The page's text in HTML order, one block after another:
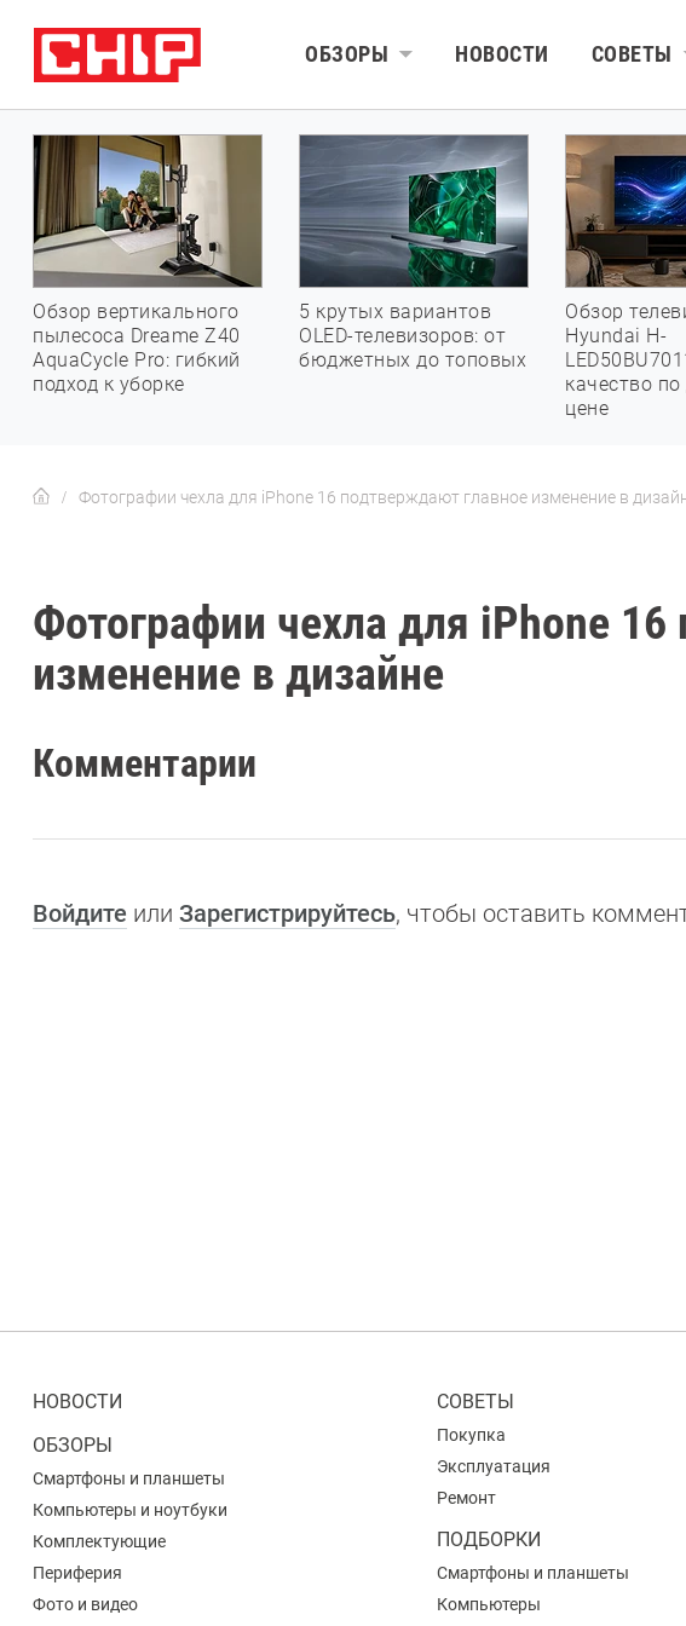
ОБЗОРЫ НОВОСТИ СОВЕТЫ
Обзор вертикального
пылесоса Dreame Z40
AquaCycle Pro: гибкий
подход к уборке
5 крутых вариантов
OLED-телевизоров: от
бюджетных до топовых
Обзор
Hyundai H-
качество
цене
Фотографии чехла для iPhone 16 подтверждают главное изменение в
Фотографии чехла для iPhone
изменение в дизайне
Комментарии
Войдите или Зарегистрируйтесь, чтобы оставить
НОВОСТИ
ОБЗОРЫ
Смартфоны и планшеты
Компьютеры и ноутбуки
Комплектующие
Периферия
Фото и видео
СОВЕТЫ
Покупка
Эксплуатация
Ремонт
ПОДБОРКИ
Смартфоны и планшеты
Компьютеры